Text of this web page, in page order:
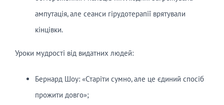
ампутація, але сеанси гірудотерапії врятували
кінцівки.
Уроки мудрості від видатних людей:
Бернард Шоу: «Старіти сумно, але це єдиний спосіб
прожити довго»;